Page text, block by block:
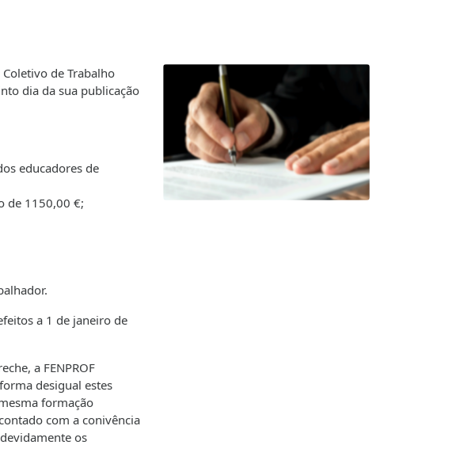
de Trabalho
dia da sua publicação
educadores de
de 1150,00 €;
a 1 de janeiro de
a FENPROF
desigual estes
formação
com a conivência
os